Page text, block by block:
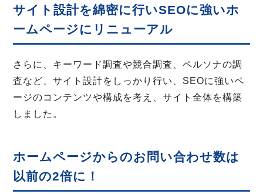
サイト設計を綿密に行いSEOに強いホ
ームページにリニューアル
さらに、キーワード調査や競合調査、ペルソナの調
査など、サイト設計をしっかり行い、SEOに強いペ
ージのコンテンツや構成を考え、サイト全体を構築
しました。
ホームページからのお問い合わせ数は
以前の2倍に！